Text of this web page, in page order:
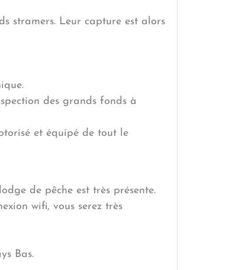
stramers. Leur capture est alors
des grands fonds à
et équipé de tout le
de pêche est très présente.
wifi, vous serez très
Bas.